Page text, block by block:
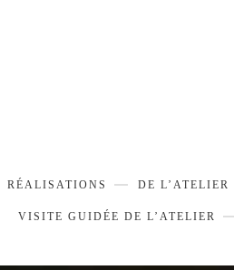
RÉALISATIONS DE
VISITE GUIDÉE DE L’ATELIER